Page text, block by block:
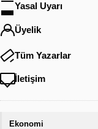
Yasal Uyarı
Üyelik
Tüm Yazarlar
İletişim
Ekonomi